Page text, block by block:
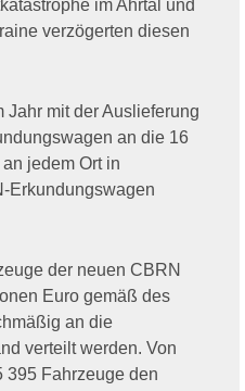
im Ahrtal und
verzögerten diesen
Jahr mit der Auslieferung
an die 16
jedem Ort in
Erkundungswagen
der neuen CBRN
Euro gemäß des
an die
verteilt werden. Von
395 Fahrzeuge den